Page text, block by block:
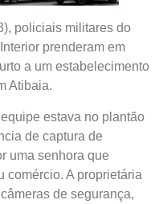
policiais militares do
prenderam em
a um estabelecimento
Atibaia.
estava no plantão
de captura de
uma senhora que
comércio. A proprietária
de segurança,